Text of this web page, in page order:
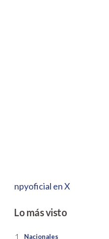
npyoficial en X
Lo más visto
Nacionales